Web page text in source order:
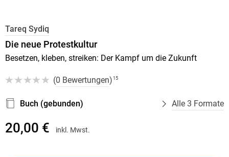
Tareq Sydiq
Die neue Protestkultur
Besetzen, kleben, streiken: Der Kampf um die Zukunft
(0 Bewertungen) 15
Buch (gebunden) Alle 3 Formate
20,00 € inkl. Mwst.